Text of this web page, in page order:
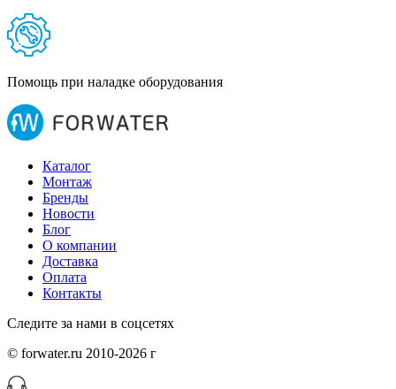
Помощь при наладке оборудования
Каталог
Монтаж
Бренды
Новости
Блог
О компании
Доставка
Оплата
Контакты
Следите за нами в соцсетях
© forwater.ru 2010-2026 г